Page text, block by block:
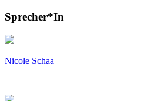
Sprecher*In
Nicole Schaa